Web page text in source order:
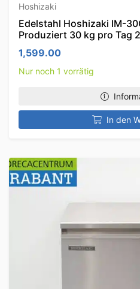
Hoshizaki
Edelstahl Hoshizaki IM-
Produziert 30 kg pro Tag
1,599.00
Nur noch 1 vorrätig
In den